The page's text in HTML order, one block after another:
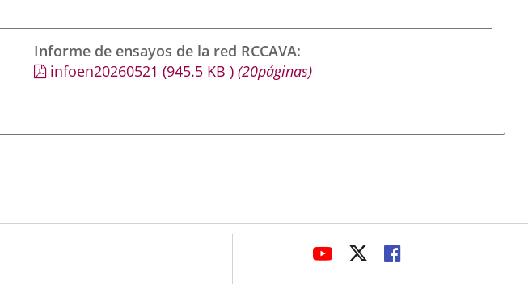
Informe de ensayos de la red RCCAVA
infoen20260521 (945.5 KB) (20páginas)
ENLACEENLACEENLACE